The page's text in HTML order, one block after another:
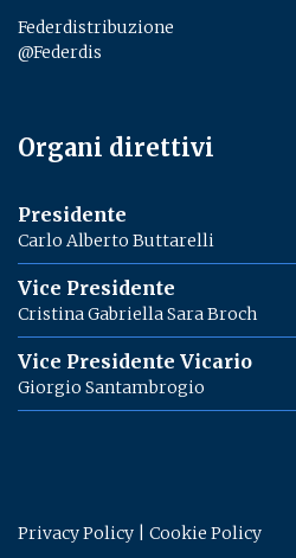
Federdistribuzione
@Federdis
Organi direttivi
Presidente
Carlo Alberto Buttarelli
Vice Presidente
Cristina Gabriella Sara Broch
Vice Presidente Vicario
Giorgio Santambrogio
Privacy Policy Cookie Policy